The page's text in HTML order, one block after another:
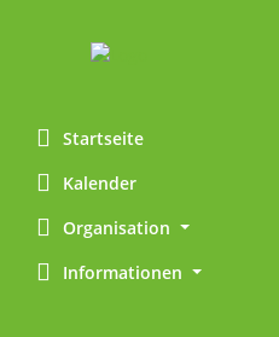
Startseite
Kalender
Organisation
Informationen